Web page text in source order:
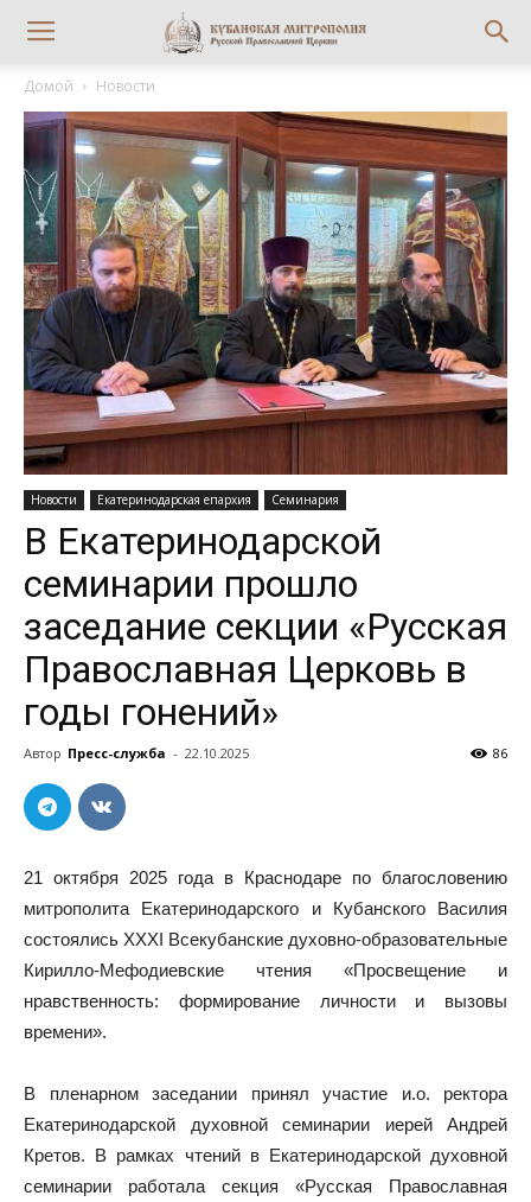
Домой Новости
Новости Екатеринодарская епархия Семинария
В Екатеринодарской
семинарии прошло
заседание секции «Русская
Православная Церковь в
годы гонений»
Автор Пресс-служба - 22.10.2025 86
21 октября 2025 года в Краснодаре по благословению
митрополита Екатеринодарского и Кубанского Василия
состоялись XXXI Всекубанские духовно-образовательные
Кирилло-Мефодиевские чтения «Просвещение и
нравственность: формирование личности и вызовы
времени».
В пленарном заседании принял участие и.о. ректора
Екатеринодарской духовной семинарии иерей Андрей
Кретов. В рамках чтений в Екатеринодарской духовной
семинарии работала секция «Русская Православная